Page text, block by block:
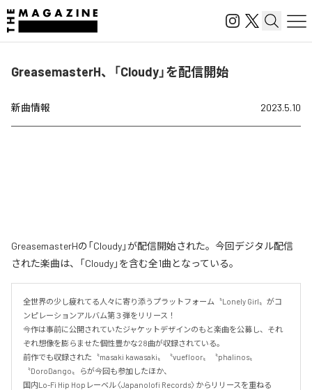
GreasemasterH、「Cloudy」を配信開始
新曲情報 2023.5.10
GreasemasterHの「Cloudy」が配信開始された。今回デジタル配信
された楽曲は、「Cloudy」を含む全1曲となっている。
全世界の少し疲れてる人々に寄り添うプラットフォーム〝Lonely Girl〟がコ
ンピレーションアルバム第３弾をリリース！
今作は事前に公開されていたジャケットデザインのもと楽曲を公募し、それ
ぞれ想像を膨らませた個性豊かな28曲が収録されている。
前作でも収録された〝masaki kawasaki〟〝vuefloor〟〝phalinos〟
〝DoroDango〟らが今回も参加したほか、
国内Lo-Fi Hip Hopレーベル〈Japanolofi Records〉からリリースを重ねる